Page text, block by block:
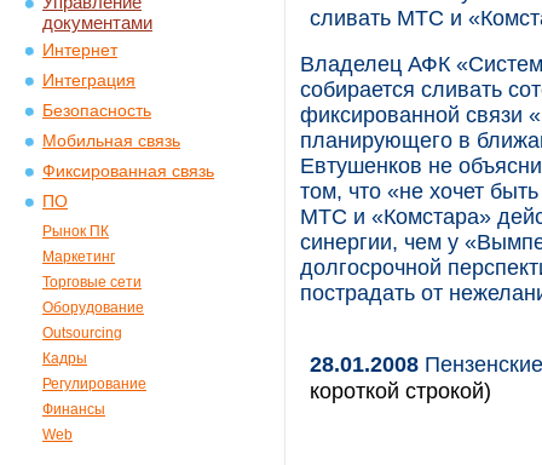
документами
Интернет
Интеграция
Безопасность
Мобильная связь
Фиксированная связь
ПО
Рынок ПК
Маркетинг
Торговые сети
Оборудование
Outsourcing
Кадры
Регулирование
Финансы
Web
сливать МТС и
Владелец АФК
собирается сливать
фиксированной связи
планирующего в
Евтушенков не
том, что «не хочет
МТС и «Комстара»
синергии, чем у
долгосрочной
пострадать от
28.01.2008
короткой строкой)